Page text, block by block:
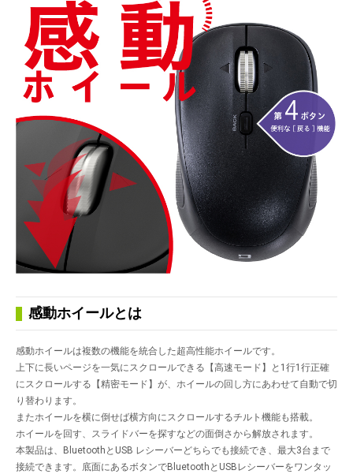
感動ホイールとは
感動ホイールは複数の機能を統合した超高性能ホイールです。
上下に長いページを一気にスクロールできる【高速モード】と1行1行正確
にスクロールする【精密モード】が、ホイールの回し方にあわせて自動で切
り替わります。
またホイールを横に倒せば横方向にスクロールするチルト機能も搭載。
ホイールを回す、スライドバーを探すなどの面倒さから解放されます。
本製品は、BluetoothとUSB レシーバーどちらでも接続でき、最大3台まで
接続できます。底面にあるボタンでBluetoothとUSBレシーバーをワンタッ